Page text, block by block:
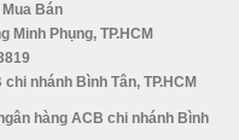
Bán
Minh Phụng, TP.HCM
nhánh Bình Tân, TP.HCM
hàng ACB chi nhánh Bình